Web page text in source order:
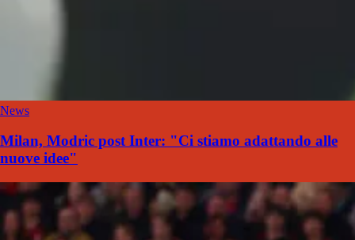
News
Milan, Modric post Inter: "Ci stiamo adattando alle
nuove idee"